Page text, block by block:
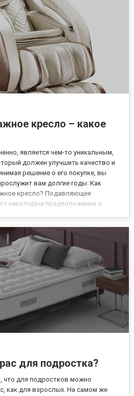
кресло – какое
является чем-то уникальным,
должен улучшить качество и
решение о его покупке, вы
вам долгие годы. Как
кресло? Подавляющее
некоторые предположения о
для подростка?
что для подростков можно
как для взрослых. На самом же